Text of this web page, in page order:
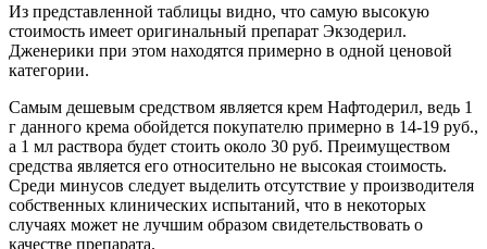
Из представленной таблицы видно, что самую высокую
стоимость имеет оригинальный препарат Экзодерил.
Дженерики при этом находятся примерно в одной ценовой
категории.
Самым дешевым средством является крем Нафтодерил, ведь 1
г данного крема обойдется покупателю примерно в 14-19 руб.,
а 1 мл раствора будет стоить около 30 руб. Преимуществом
средства является его относительно не высокая стоимость.
Среди минусов следует выделить отсутствие у производителя
собственных клинических испытаний, что в некоторых
случаях может не лучшим образом свидетельствовать о
качестве препарата.